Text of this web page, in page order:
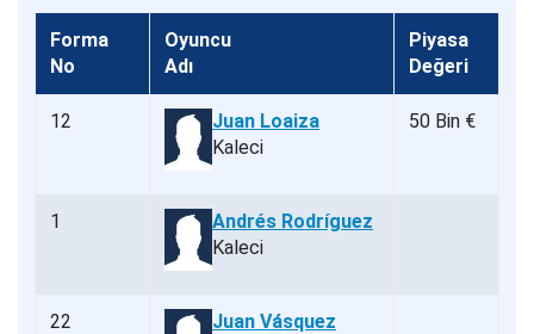
Forma
No
Oyuncu
Adı
Piyasa
Değeri
12
Juan Loaiza
Kaleci
50 Bin €
1
Andrés Rodríguez
Kaleci
22
Juan Vásquez